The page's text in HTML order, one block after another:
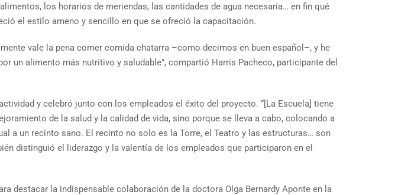
los horarios de meriendas, las cantidades de agua necesaria… en fin qué
el estilo ameno y sencillo en que se ofreció la capacitación.
vale la pena comer comida chatarra –como decimos en buen español–, y he
un alimento más nutritivo y saludable”, compartió Harris Pacheco, participante del
y celebró junto con los empleados el éxito del proyecto. “[La Escuela] tiene
de la salud y la calidad de vida, sino porque se lleva a cabo, colocando a
a un recinto sano. El recinto no solo es la Torre, el Teatro y las estructuras… son
distinguió el liderazgo y la valentía de los empleados que participaron en el
destacar la indispensable colaboración de la doctora Olga Bernardy Aponte en la